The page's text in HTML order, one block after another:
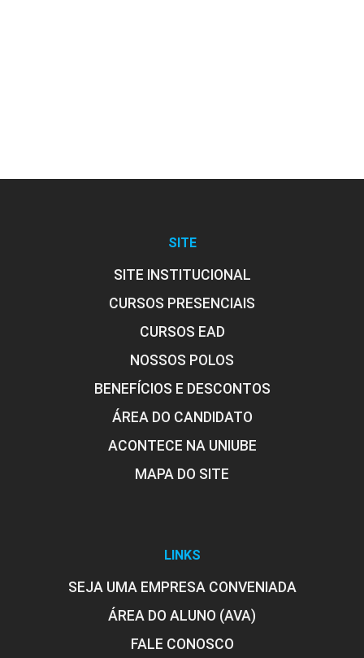
SITE
SITE INSTITUCIONAL
CURSOS PRESENCIAIS
CURSOS EAD
NOSSOS POLOS
BENEFÍCIOS E DESCONTOS
ÁREA DO CANDIDATO
ACONTECE NA UNIUBE
MAPA DO SITE
LINKS
SEJA UMA EMPRESA CONVENIADA
ÁREA DO ALUNO (AVA)
FALE CONOSCO